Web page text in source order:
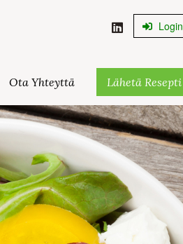
Login
Ota Yhteyttä Lähetä Resepti